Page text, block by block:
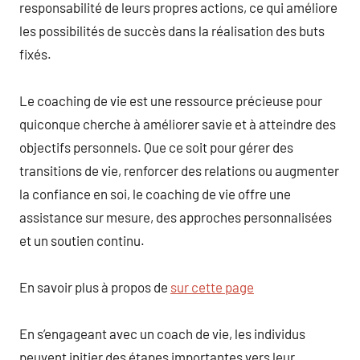
responsabilité de leurs propres actions, ce qui améliore
les possibilités de succès dans la réalisation des buts
fixés.
Le coaching de vie est une ressource précieuse pour
quiconque cherche à améliorer savie et à atteindre des
objectifs personnels. Que ce soit pour gérer des
transitions de vie, renforcer des relations ou augmenter
la confiance en soi, le coaching de vie offre une
assistance sur mesure, des approches personnalisées
et un soutien continu.
En savoir plus à propos de sur cette page
En s’engageant avec un coach de vie, les individus
peuvent initier des étapes importantes vers leur